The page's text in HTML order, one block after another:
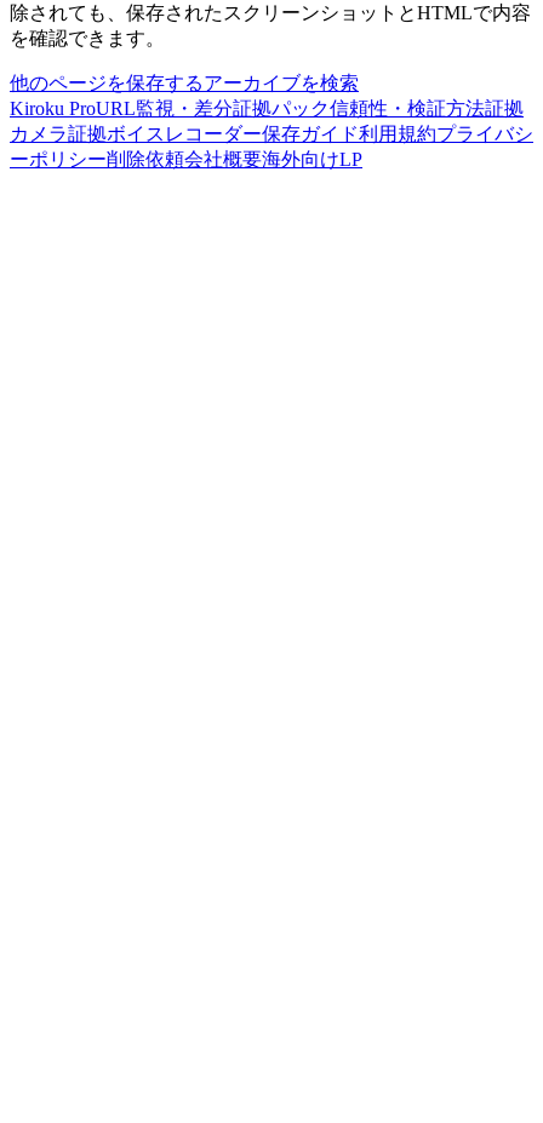
除されても、保存されたスクリーンショットとHTMLで内容
を確認できます。
他のページを保存するアーカイブを検索
Kiroku ProURL監視・差分証拠パック信頼性・検証方法証拠
カメラ証拠ボイスレコーダー保存ガイド利用規約プライバシ
ーポリシー削除依頼会社概要海外向けLP